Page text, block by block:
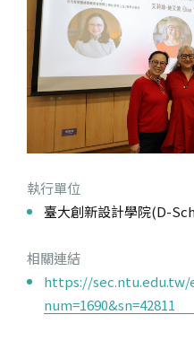
執行單位
臺大創新設計學院(D-
相關連結
https://
num=1690&sn=42811